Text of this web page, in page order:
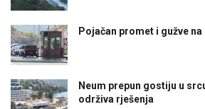
Pojačan promet i gužve na
Neum prepun gostiju u
održiva rješenja